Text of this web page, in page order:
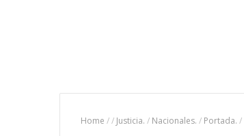
Home // Justicia. / Nacionales. / Portada. /